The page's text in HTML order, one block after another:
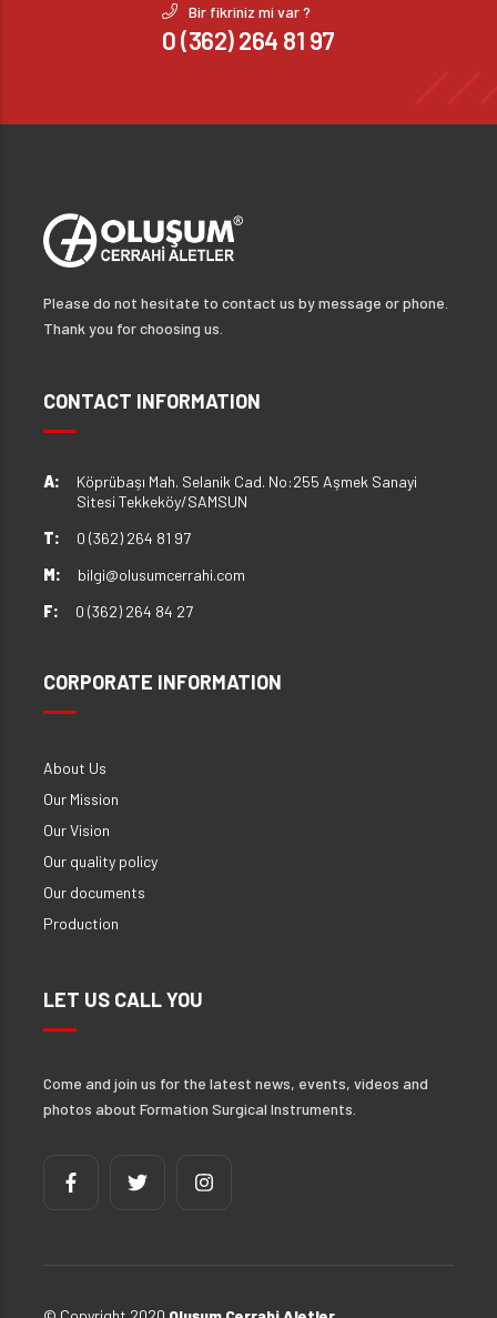
Bir fikriniz mi var ?
0 (362) 264 81 97
Please do not hesitate to contact us by message or phone.
Thank you for choosing us.
CONTACT INFORMATION
A:
Köprübaşı Mah. Selanik Cad. No:255 Aşmek Sanayi
Sitesi Tekkeköy/SAMSUN
T:
0 (362) 264 81 97
M:
bilgi@olusumcerrahi.com
F:
0 (362) 264 84 27
CORPORATE INFORMATION
About Us
Our Mission
Our Vision
Our quality policy
Our documents
Production
LET US CALL YOU
Come and join us for the latest news, events, videos and
photos about Formation Surgical Instruments.